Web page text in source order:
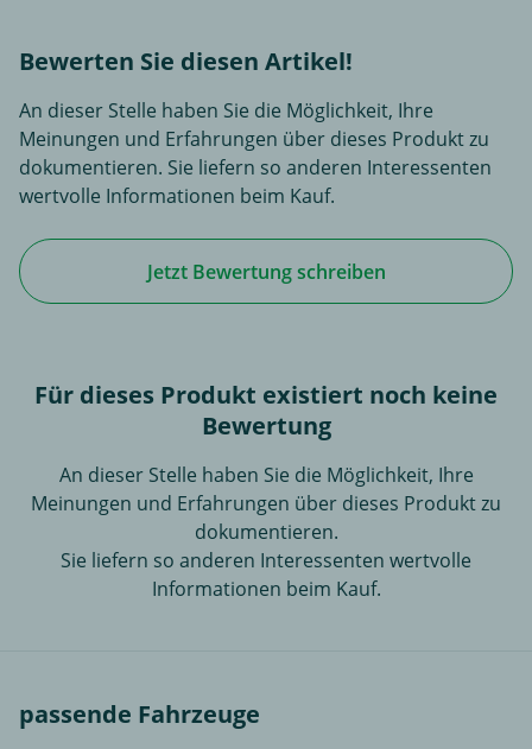
Bewerten Sie diesen Artikel!
An dieser Stelle haben Sie die Möglichkeit, Ihre
Meinungen und Erfahrungen über dieses Produkt zu
dokumentieren. Sie liefern so anderen Interessenten
wertvolle Informationen beim Kauf.
Jetzt Bewertung schreiben
Für dieses Produkt existiert noch keine
Bewertung
An dieser Stelle haben Sie die Möglichkeit, Ihre
Meinungen und Erfahrungen über dieses Produkt zu
dokumentieren.
Sie liefern so anderen Interessenten wertvolle
Informationen beim Kauf.
passende Fahrzeuge